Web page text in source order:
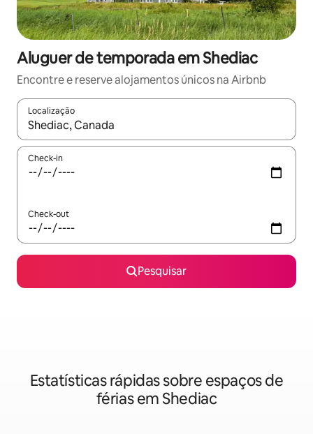
Aluguer de temporada em Shediac
Encontre e reserve alojamentos únicos na Airbnb
Localização
Quando os resultados estiverem disponíveis, navegue com
Check-in
Check-out
Pesquisar
Estatísticas rápidas sobre espaços de
férias em Shediac